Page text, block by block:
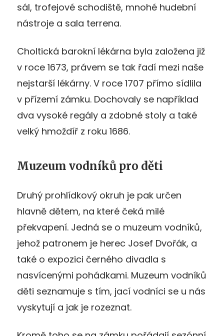
sál, trofejové schodiště, mnohé hudební
nástroje a sala terrena.
Choltická barokní lékárna byla založena již
v roce 1673, právem se tak řadí mezi naše
nejstarší lékárny. V roce 1707 přímo sídlila
v přízemí zámku. Dochovaly se například
dva vysoké regály a zdobné stoly a také
velký hmoždíř z roku 1686.
Muzeum vodníků pro děti
Druhý prohlídkový okruh je pak určen
hlavně dětem, na které čeká milé
překvapení. Jedná se o muzeum vodníků,
jehož patronem je herec Josef Dvořák, a
také o expozici černého divadla s
nasvícenými pohádkami. Muzeum vodníků
děti seznamuje s tím, jací vodníci se u nás
vyskytují a jak je rozeznat.